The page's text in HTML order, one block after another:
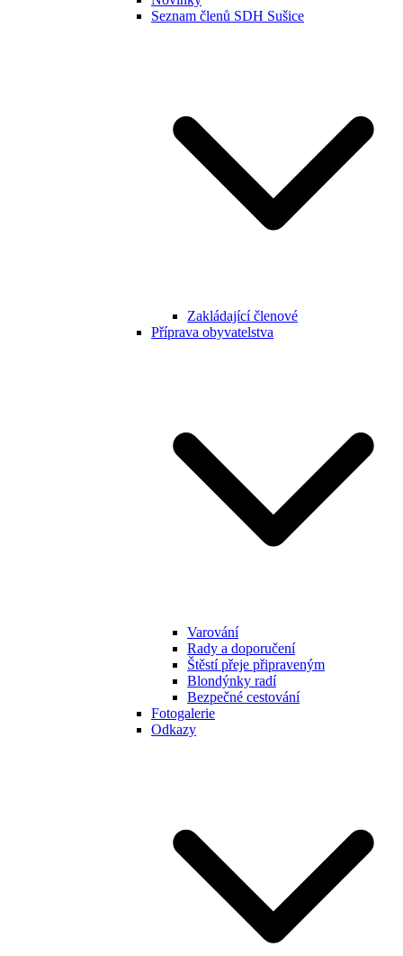
Seznam členů SDH Sušice
Zakládající členové
Příprava obyvatelstva
Varování
Rady a doporučení
Štěstí přeje připraveným
Blondýnky radí
Bezpečné cestování
Fotogalerie
Odkazy